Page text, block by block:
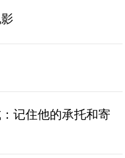
记住他的承托和寄